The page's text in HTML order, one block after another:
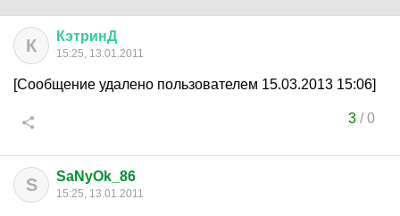
К КэтринД
15:25, 13.01.2011
[Сообщение удалено пользователем 15.03.2013 15:06]
3/0
S SaNyOk_86
15:25, 13.01.2011